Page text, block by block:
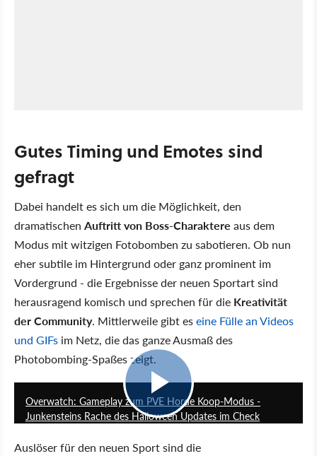
Gutes Timing und Emotes sind
gefragt
Dabei handelt es sich um die Möglichkeit, den
dramatischen Auftritt von Boss-Charaktere aus dem
Modus mit witzigen Fotobomben zu sabotieren. Ob nun
eher subtile im Hintergrund oder ganz prominent im
Vordergrund - die Ergebnisse der neuen Sportart sind
herausragend komisch und sprechen für die Kreativität
der Community. Mittlerweile gibt eseine Fülle an Videos
und GIFs im Netz, die das ganze Ausmaß des
Photobombing-Spaßes zeigt.
Overwatch: Gameplay zum PVE Horde Koop-Modus -
Junkensteins Rache des Halloween Updates im Check
Auslöser für den neuen Sport sind die